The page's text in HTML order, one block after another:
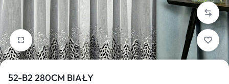
52-B2 280CM BIAŁY